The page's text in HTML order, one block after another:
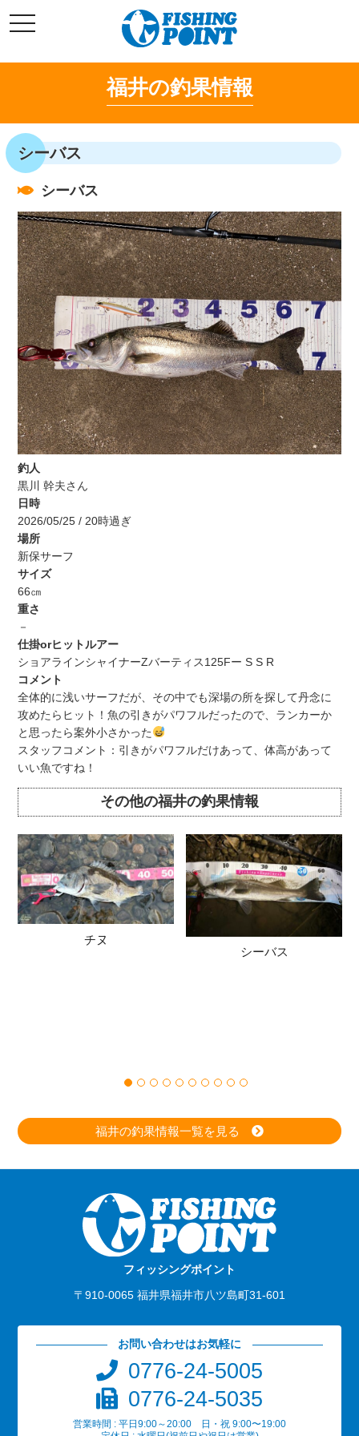
ン
ン
ス
キ
ッ
t
o
l
g
t
o
n
福井の釣果情報
シーバス
シーバス
釣人
黒川 幹夫さん
日時
2026/05/25 / 20時過ぎ
場所
新保サーフ
サイズ
66㎝
重さ
－
仕掛orヒットルアー
ショアラインシャイナーZバーティス125Fー S S R
コメント
全体的に浅いサーフだが、その中でも深場の所を探して丹念に
攻めたらヒット！魚の引きがパワフルだったので、ランカーか
と思ったら案外小さかった
スタッフコメント：引きがパワフルだけあって、体高があって
いい魚ですね！
その他の福井の釣果情報
チヌ
シーバス
福井の釣果情報一覧を見る
フィッシングポイント
〒910-0065 福井県福井市八ツ島町31-601
お問い合わせはお気軽に
0776-24-5005
0776-24-5035
営業時間 : 平日9:00～20:00 日・祝 9:00〜19:00